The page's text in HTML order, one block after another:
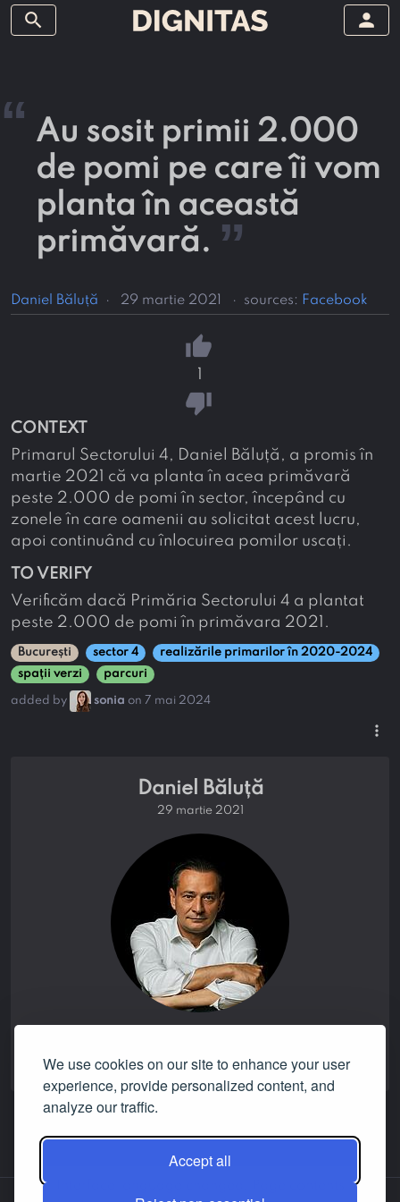
We use cookies on our site to enhance your user
experience, provide personalized content, and
analyze our traffic.
Accept all
search person
“ Au sosit primii 2.000
de pomi pe care îi vom
planta în această
primăvară. ”
Daniel Băluță · 29 martie 2021 · sources: Facebook
thumb_up
thumb_down
CONTEXT
Primarul Sectorului 4, Daniel Băluță, a promis în
martie 2021 că va planta în acea primăvară
peste 2.000 de pomi în sector, începând cu
zonele în care oamenii au solicitat acest lucru,
apoi continuând cu înlocuirea pomilor uscați.
TO VERIFY
Verificăm dacă Primăria Sectorului 4 a plantat
peste 2.000 de pomi în primăvara 2021.
București sector 4
realizările primarilor în 2020-2024
spații verzi
parcuri
added by sonia on 7 mai 2024
more_vert
Daniel Băluță
29 martie 2021
NONE